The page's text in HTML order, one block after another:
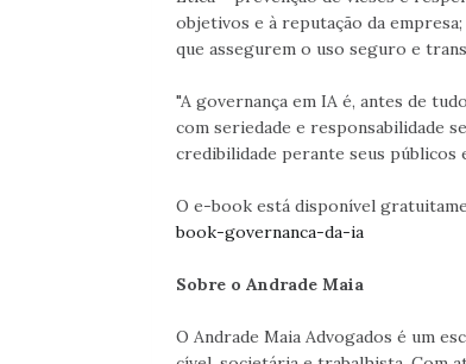
objetivos e à reputação da
que assegurem o uso seguro e
"A governança em IA é, antes de
com seriedade e responsabilidade
credibilidade perante seus públicos
O e-book está disponível
book-governanca-da-ia
Sobre o Andrade Maia
O Andrade Maia Advogados é um